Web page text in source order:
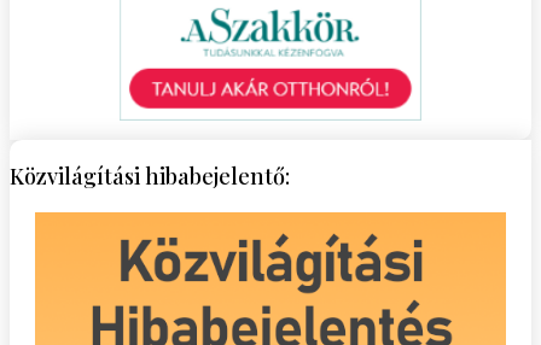
Közvilágítási hibabejelentő: